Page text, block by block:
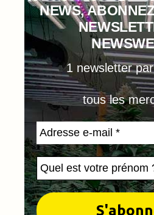
NEWS,
1 newsletter
tous les